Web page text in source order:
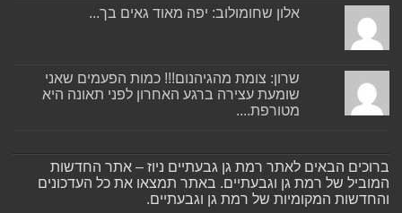
אלון שחומולוב: יפה מאוד גאים בך...
שרון: צומת מהגיהנום!!! כמות הפעמים שאני
שומעת עצירה ברגע האחרון לפני תאונה היא
מטורפת....
ברוכים הבאים לאתר רמת גן גבעתיים ניוז – אתר החדשות
המוביל של רמת גן וגבעתיים. באתר תמצאו את כל העדכונים
והחדשות המקומיות של רמת גן וגבעתיים.